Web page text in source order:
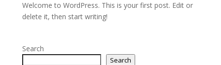
Welcome to WordPress. This is your first post. Edit or
delete it, then start writing!
Search
Search